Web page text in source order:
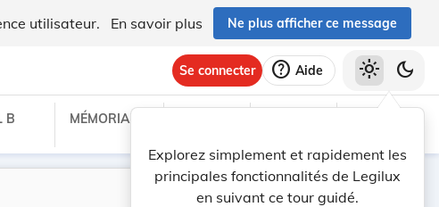
utilisateur. En savoir plus Ne plus afficher ce message
Se connecter help Aide
Explorez simplement et rapidement les
principales fonctionnalités de Legilux
en suivant ce tour guidé.
light_mode dark_mode
B MÉMORIAL C
Lancer la recherche
Filtres